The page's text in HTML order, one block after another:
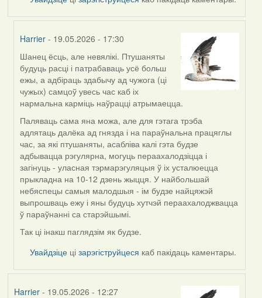
Harrier - 19.05.2026 - 17:30
In
reply
to
by
Snezhinka
Шанец ёсць, але невялікі. Птушаняты
будуць расці і патрабаваць усё больш
ежы, а адбіраць здабычу ад чужога (ці
чужых) самцоў увесь час каб іх
нармальна карміць наўрацці атрымаецца.
Паляваць сама яна можа, але для гэтага трэба
адлятаць далёка ад гнязда і на параўнальна працяглы
час, за які птушаняты, асабліва калі гэта будзе
адбывацца рэгулярна, могуць пераахалодзіцца і
загінуць - уласная тэрмарэгуляцыя ў іх усталюецца
прыкладна на 10-12 дзень жыцця. У найбольшай
небяспецы самыя малодшыя - ім будзе найцяжэй
выпрошваць ежу і яны будуць хутчэй пераахалоджвацца
ў параўнанні са старэйшымі.
Так ці інакш паглядзім як будзе.
Увайдзіце цізарэгіструйцеся каб пакідаць каментары.
Harrier- 19.05.2026 - 12:27